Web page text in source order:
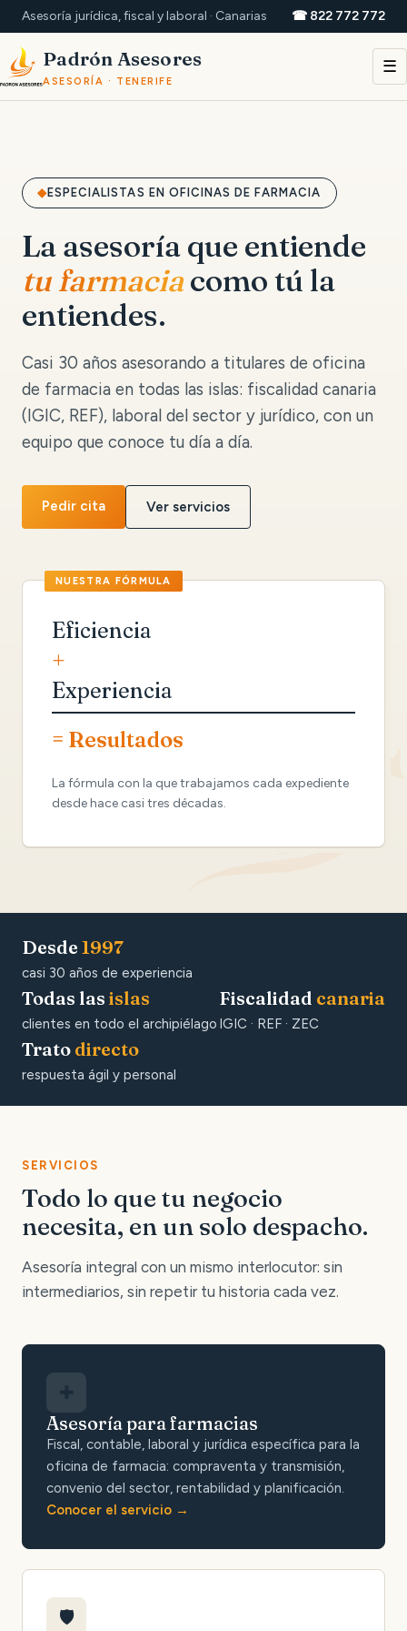
Asesoría jurídica, fiscal y laboral · Canarias ☎ 822 772 772
Padrón Asesores
ASESORÍA · TENERIFE
☰
ESPECIALISTAS EN OFICINAS DE FARMACIA
La asesoría que entiende
tu farmaciacomo tú la
entiendes.
Casi 30 años asesorando a titulares de oficina
de farmacia en todas las islas: fiscalidad canaria
(IGIC, REF), laboral del sector y jurídico, con un
equipo que conoce tu día a día.
Pedir cita Ver servicios
Eficiencia
+
Experiencia
= Resultados
La fórmula con la que trabajamos cada expediente
desde hace casi tres décadas.
Desde 1997
casi 30 años de experiencia
Todas las islas
clientes en todo el archipiélago
Fiscalidad canaria
IGIC · REF · ZEC
Trato directo
respuesta ágil y personal
SERVICIOS
Todo lo que tu negocio
necesita, en un solo despacho.
Asesoría integral con un mismo interlocutor: sin
intermediarios, sin repetir tu historia cada vez.
Asesoría para farmacias
Fiscal, contable, laboral y jurídica específica para la
oficina de farmacia: compraventa y transmisión,
convenio del sector, rentabilidad y planificación.
Conocer el servicio
🛡️